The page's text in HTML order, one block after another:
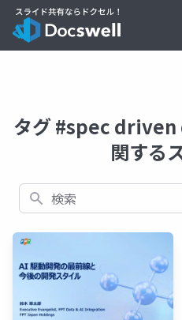
タグ #spec
関する
検索